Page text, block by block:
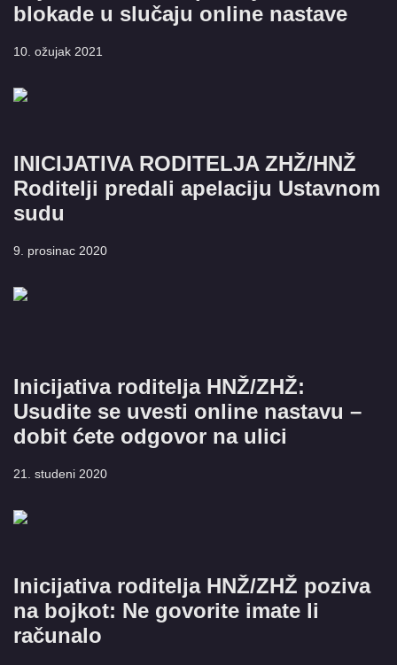
blokade u slučaju online nastave
10. ožujak 2021
INICIJATIVA RODITELJA ZHŽ/HNŽ
Roditelji predali apelaciju Ustavnom
sudu
9. prosinac 2020
Inicijativa roditelja HNŽ/ZHŽ:
Usudite se uvesti online nastavu –
dobit ćete odgovor na ulici
21. studeni 2020
Inicijativa roditelja HNŽ/ZHŽ poziva
na bojkot: Ne govorite imate li
računalo